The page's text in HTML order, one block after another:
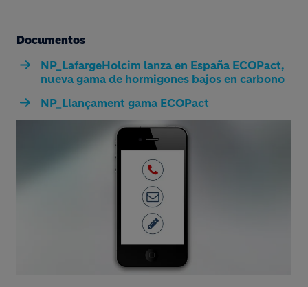
Documentos
NP_LafargeHolcim lanza en España ECOPact,
nueva gama de hormigones bajos en carbono
NP_Llançament gama ECOPact